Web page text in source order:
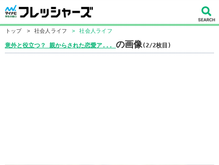
トップ > 社会人ライフ > 社会人ライフ
意外と役立つ？ 親からされた恋愛ア... の画像(2/2枚目)